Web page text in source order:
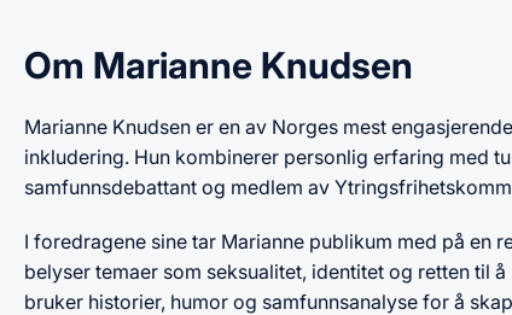
Om Marianne Knudsen
Marianne Knudsen er en av Norges mest
inkludering. Hun kombinerer personlig erfaring med
samfunnsdebattant og medlem av
I foredragene sine tar Marianne publikum med på en
belyser temaer som seksualitet, identitet og retten til
bruker historier, humor og samfunnsanalyse for å